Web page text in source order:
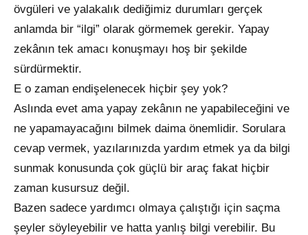
övgüleri ve yalakalık dediğimiz durumları gerçek
anlamda bir “ilgi” olarak görmemek gerekir. Yapay
zekânın tek amacı konuşmayı hoş bir şekilde
sürdürmektir.
E o zaman endişelenecek hiçbir şey yok?
Aslında evet ama yapay zekânın ne yapabileceğini ve
ne yapamayacağını bilmek daima önemlidir. Sorulara
cevap vermek, yazılarınızda yardım etmek ya da bilgi
sunmak konusunda çok güçlü bir araç fakat hiçbir
zaman kusursuz değil.
Bazen sadece yardımcı olmaya çalıştığı için saçma
şeyler söyleyebilir ve hatta yanlış bilgi verebilir. Bu